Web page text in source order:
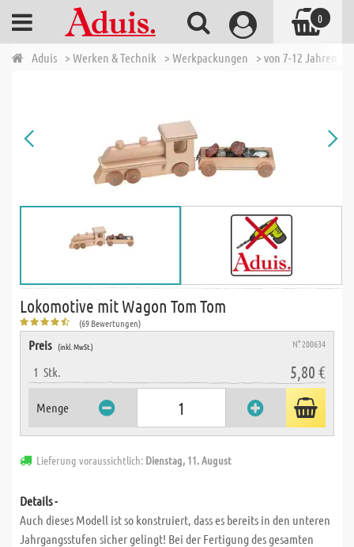
Aduis > Werken & Technik > Werkpackungen > von 7-12 Jahren
Lokomotive mit Wagon Tom Tom
(69 Bewertungen)
Preis (inkl. MwSt.) N° 200634
1 Stk. 5,80 €
Menge
Lieferung voraussichtlich: Dienstag, 11. August
Details -
Auch dieses Modell ist so konstruiert, dass es bereits in den unteren
Jahrgangsstufen sicher gelingt! Bei der Fertigung des gesamten
0